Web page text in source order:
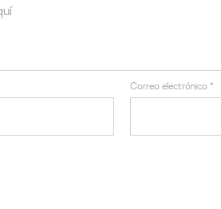
Correo electrónico *